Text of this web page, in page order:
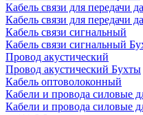
Кабель связи для передачи
Кабель связи для передачи
Кабель связи сигнальный
Кабель связи сигнальный
Провод акустический
Провод акустический Бухты
Кабель оптоволоконный
Кабели и провода силовые
Кабели и провода силовые